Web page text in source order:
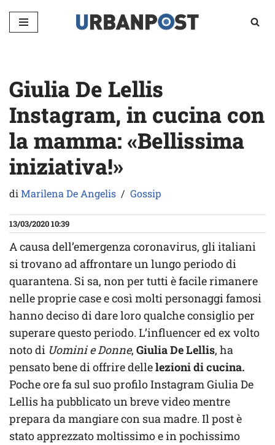
Vai
Giulia De Lellis
Instagram, in cucina con
la mamma: «Bellissima
iniziativa!»
diMarilena De Angelis Gossip
13/03/2020 10:39
A causa dell’emergenza coronavirus, gli italiani
si trovano ad affrontare un lungo periodo di
quarantena. Si sa, non per tutti è facile rimanere
nelle proprie case e così molti personaggi famosi
hanno deciso di dare loro qualche consiglio per
superare questo periodo. L’influencer ed ex volto
noto di Uomini e Donne, Giulia De Lellis, ha
pensato bene di offrire dellelezioni di cucina.
Poche ore fa sul suo profilo Instagram Giulia De
Lellis ha pubblicato un breve video mentre
prepara da mangiare con sua madre. Il post è
stato apprezzato moltissimo e in pochissimo